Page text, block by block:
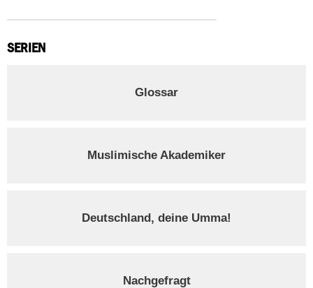
SERIEN
Glossar
Muslimische Akademiker
Deutschland, deine Umma!
Nachgefragt